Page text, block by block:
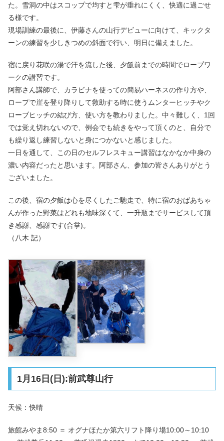
た。雪洞の中はスコップで均すと雫が垂れにくく、快適に過ごせ
る様です。
現場訓練の最後に、伊藤さんの山行デビューに向けて、キックタ
ーンの練習を少しきつめの斜面で行い、明日に備えました。
宿に戻り花咲の湯で汗を流した後、夕飯前までの時間でロープワ
ークの講習です。
阿部さん講師で、カラビナを使っての簡易ハーネスの作り方や、
ロープで崖を登り降りして救助する時に使うムンターヒッチやク
ローブヒッチの結び方、使い方を教わりました。中々難しく、1回
では覚え切れないので、例会でも続きをやって頂くのと、自分で
も繰り返し練習しないと身につかないと感じました。
一日を通して、この日のセルフレスキュー講習はなかなか中身の
濃い内容だったと思います。阿部さん、参加の皆さんありがとう
ございました。
この後、宿の夕飯は心を尽くしたご馳走で、特に宿のおばあちゃ
んが作った野菜はどれも地味深くて、一升瓶までサービスして頂
き感謝、感謝です(合掌)。
（八木 記）
1月16日(日):前武尊山行
天候：快晴
旅館みやま8:50 ＝ オグナほたか第六リフト降り場10:00～10:10